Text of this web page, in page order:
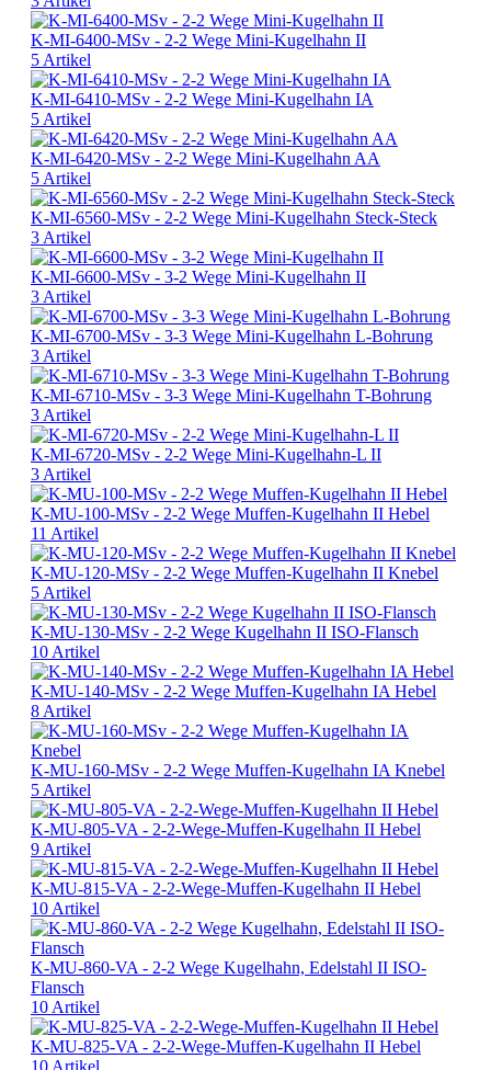
K-MI-6400-MSv - 2-2 Wege Mini-Kugelhahn II
5 Artikel
K-MI-6410-MSv - 2-2 Wege Mini-Kugelhahn IA
5 Artikel
K-MI-6420-MSv - 2-2 Wege Mini-Kugelhahn AA
5 Artikel
K-MI-6560-MSv - 2-2 Wege Mini-Kugelhahn Steck-Steck
3 Artikel
K-MI-6600-MSv - 3-2 Wege Mini-Kugelhahn II
3 Artikel
K-MI-6700-MSv - 3-3 Wege Mini-Kugelhahn L-Bohrung
3 Artikel
K-MI-6710-MSv - 3-3 Wege Mini-Kugelhahn T-Bohrung
3 Artikel
K-MI-6720-MSv - 2-2 Wege Mini-Kugelhahn-L II
3 Artikel
K-MU-100-MSv - 2-2 Wege Muffen-Kugelhahn II Hebel
11 Artikel
K-MU-120-MSv - 2-2 Wege Muffen-Kugelhahn II Knebel
5 Artikel
K-MU-130-MSv - 2-2 Wege Kugelhahn II ISO-Flansch
10 Artikel
K-MU-140-MSv - 2-2 Wege Muffen-Kugelhahn IA Hebel
8 Artikel
K-MU-160-MSv - 2-2 Wege Muffen-Kugelhahn IA Knebel
5 Artikel
K-MU-805-VA - 2-2-Wege-Muffen-Kugelhahn II Hebel
9 Artikel
K-MU-815-VA - 2-2-Wege-Muffen-Kugelhahn II Hebel
10 Artikel
K-MU-860-VA - 2-2 Wege Kugelhahn, Edelstahl II ISO-
Flansch
10 Artikel
K-MU-825-VA - 2-2-Wege-Muffen-Kugelhahn II Hebel
10 Artikel